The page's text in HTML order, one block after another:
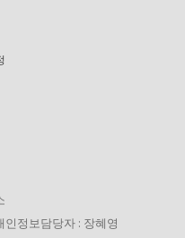
인정보담당자 : 장혜영